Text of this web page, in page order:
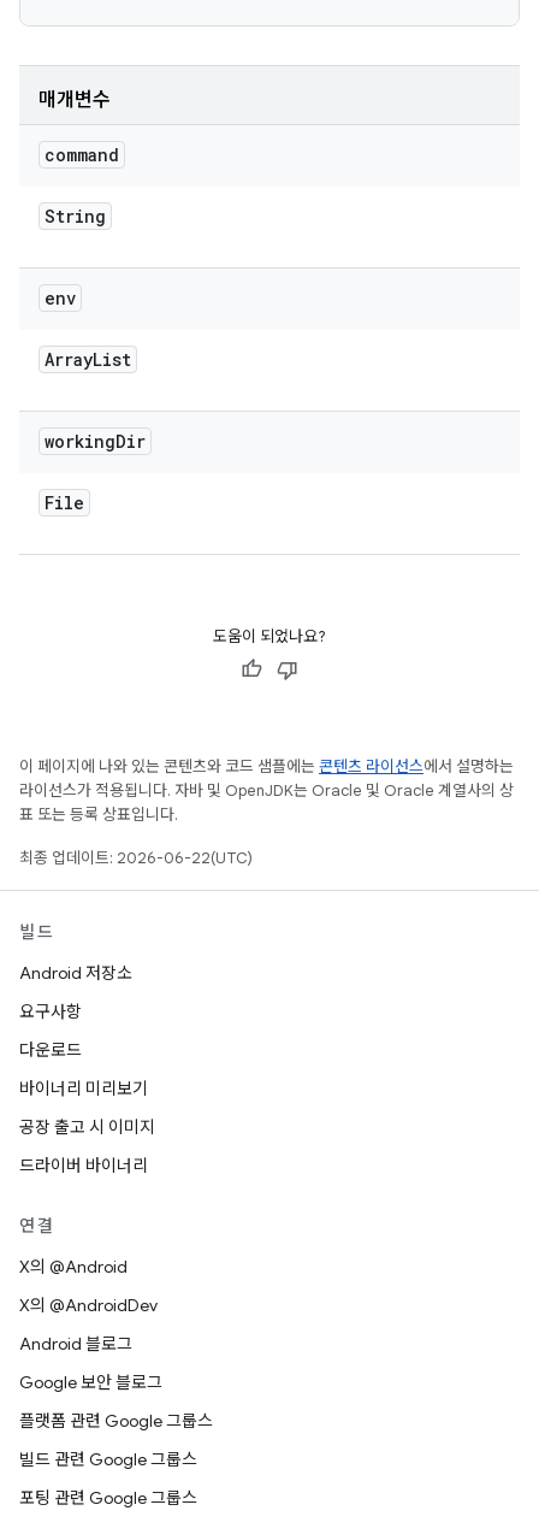
매개변수
command
String
env
ArrayList
workingDir
File
도움이 되었나요?
이 페이지에 나와 있는 콘텐츠와 코드 샘플에는 콘텐츠 라이선스에서 설명하는
라이선스가 적용됩니다. 자바 및 OpenJDK는 Oracle 및 Oracle 계열사의 상
표 또는 등록 상표입니다.
최종 업데이트: 2026-06-22(UTC)
빌드
Android 저장소
요구사항
다운로드
바이너리 미리보기
공장 출고 시 이미지
드라이버 바이너리
연결
X의 @Android
X의 @AndroidDev
Android 블로그
Google 보안 블로그
플랫폼 관련 Google 그룹스
빌드 관련 Google 그룹스
포팅 관련 Google 그룹스